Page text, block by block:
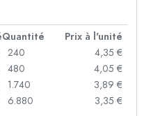
Quantité
Prix à l'unité
240
4,35 €
480
4,05 €
1.740
3,89 €
6.880
3,35 €